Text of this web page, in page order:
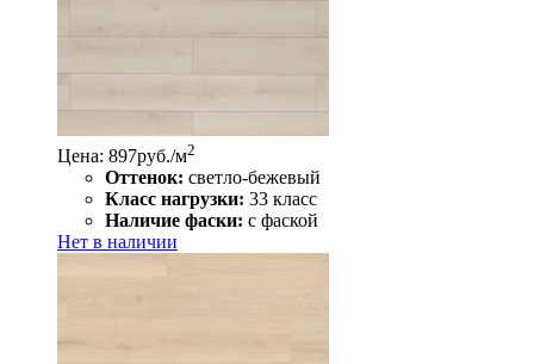
Цена: 897руб./м2
Оттенок: светло-бежевый
Класс нагрузки: 33 класс
Наличие фаски: с фаской
Нет в наличии